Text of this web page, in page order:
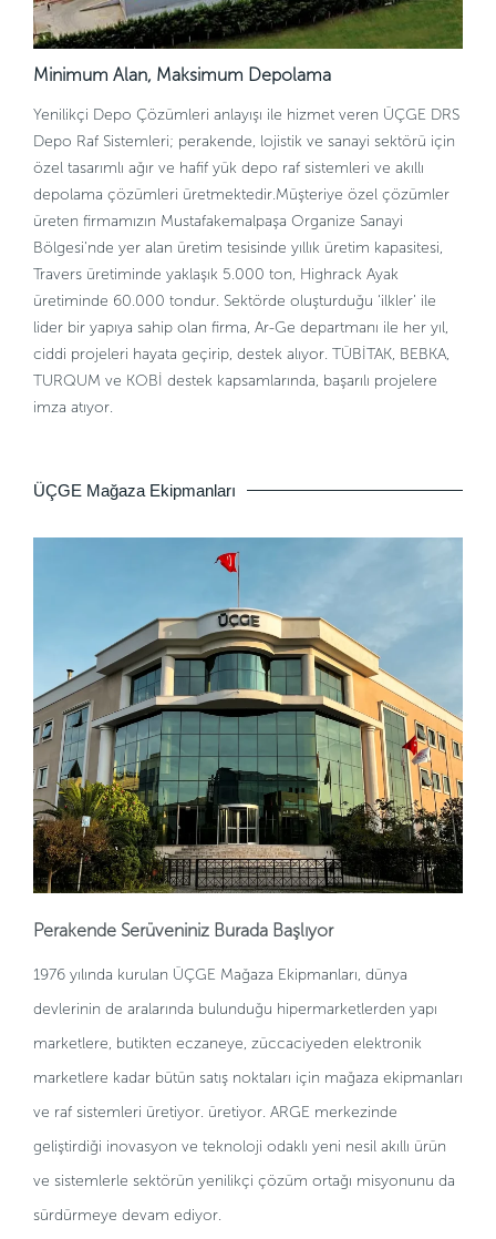
Minimum Alan, Maksimum Depolama
Yenilikçi Depo Çözümleri anlayışı ile hizmet veren ÜÇGE DRS
Depo Raf Sistemleri; perakende, lojistik ve sanayi sektörü için
özel tasarımlı ağır ve hafif yük depo raf sistemleri ve akıllı
depolama çözümleri üretmektedir.Müşteriye özel çözümler
üreten firmamızın Mustafakemalpaşa Organize Sanayi
Bölgesi’nde yer alan üretim tesisinde yıllık üretim kapasitesi,
Travers üretiminde yaklaşık 5.000 ton, Highrack Ayak
üretiminde 60.000 tondur. Sektörde oluşturduğu ‘ilkler’ ile
lider bir yapıya sahip olan firma, Ar-Ge departmanı ile her yıl,
ciddi projeleri hayata geçirip, destek alıyor. TÜBİTAK, BEBKA,
TURQUM ve KOBİ destek kapsamlarında, başarılı projelere
imza atıyor.
ÜÇGE Mağaza Ekipmanları
Perakende Serüveniniz Burada Başlıyor
1976 yılında kurulan ÜÇGE Mağaza Ekipmanları, dünya
devlerinin de aralarında bulunduğu hipermarketlerden yapı
marketlere, butikten eczaneye, züccaciyeden elektronik
marketlere kadar bütün satış noktaları için mağaza ekipmanları
ve raf sistemleri üretiyor. üretiyor. ARGE merkezinde
geliştirdiği inovasyon ve teknoloji odaklı yeni nesil akıllı ürün
ve sistemlerle sektörün yenilikçi çözüm ortağı misyonunu da
sürdürmeye devam ediyor.